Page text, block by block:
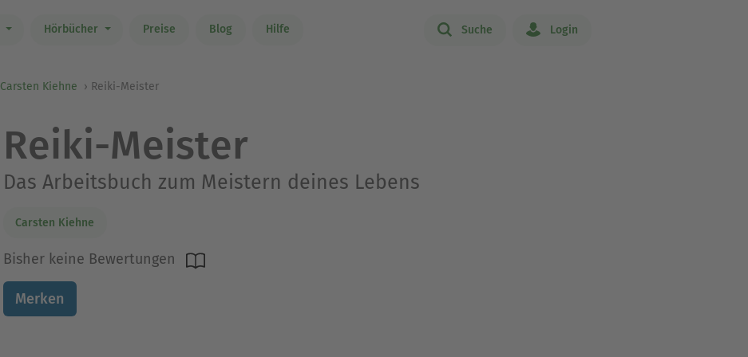
Hörbücher Preise Blog Hilfe Suche Login
Carsten Kiehne Reiki-Meister
Reiki-Meister
Das Arbeitsbuch zum Meistern deines Lebens
Carsten Kiehne
Bisher keine Bewertungen
Merken